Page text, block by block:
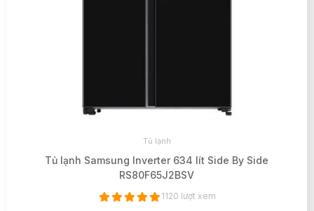
Tủ lạnh
Tủ lạnh Samsung Inverter 634 lít Side By Side
RS80F65J2BSV
1120 lượt xem